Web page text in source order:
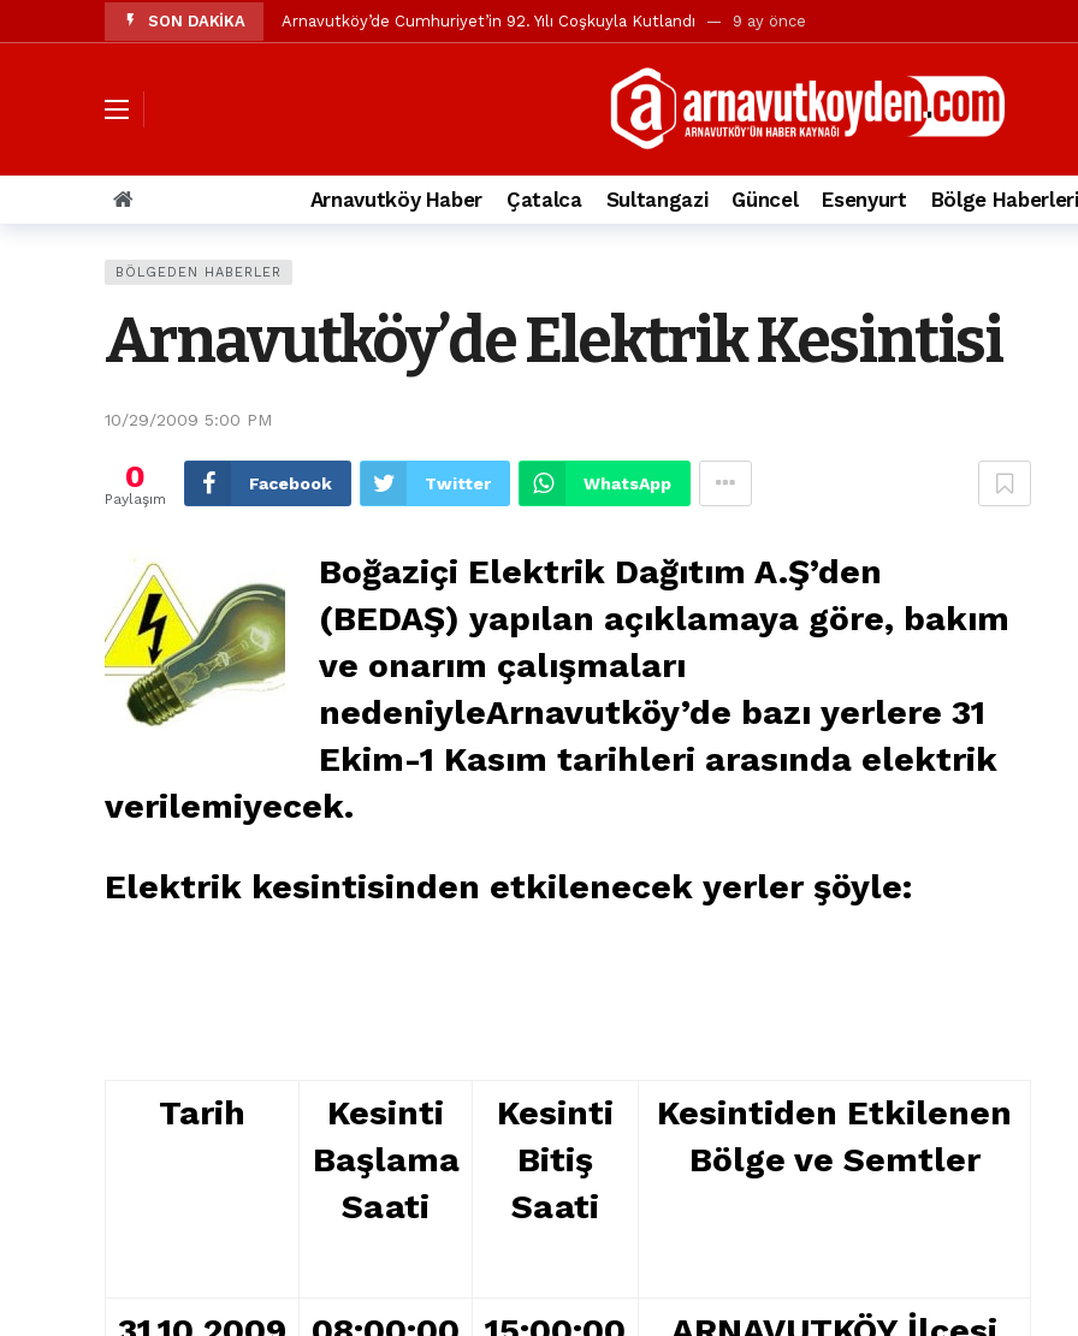
SON DAKİKA Arnavutköy’de Cumhuriyet’in 92. Yılı Coşkuyla Kutlandı 9 ay önce
Özgür Özel’den Arnavutköy Belediyesi’ne ve Mustafa Candaroğlu’na yönelik suçlamalar 10 ay önce
Arnavutköy’ün nüfusu 2024 yılında 344.868’e ulaştı 1 yıl önce
Arnavutköy Taşoluk’ta seyir halindeki otomobil alev alev yandı. 2 yıl önce
Arnavutköy İmrahor Mahallesi sakinleri protesto gösterisi düzenledi 2 yıl önce
Toprak kaydı: 3 hafriyat kamyonu birbirlerinin üzerine devrildi
İstanbul Havalimanı yolundaki kazada, taksideki yolcu öldü 3 yıl önce
Arnavutkoy Belediyesi’ne su baskını tepkisi 3 yıl önce
Arnavutköy Haber Çatalca Sultangazi Güncel Esenyurt Bölge Haberleri
BÖLGEDEN HABERLER
Arnavutköy’de Elektrik Kesintisi
10/29/2009 5:00 PM
0
Paylaşım
Facebook Twitter WhatsApp
Boğaziçi Elektrik Dağıtım A.Ş’den
(BEDAŞ) yapılan açıklamaya göre, bakım
ve onarım çalışmaları
nedeniyleArnavutköy’de bazı yerlere 31
Ekim-1 Kasım tarihleri arasında elektrik
verilemiyecek.
Elektrik kesintisinden etkilenecek yerler şöyle:
Tarih
Kesinti
Başlama
Saati
Kesinti
Bitiş
Saati
Kesintiden Etkilenen
Bölge ve Semtler